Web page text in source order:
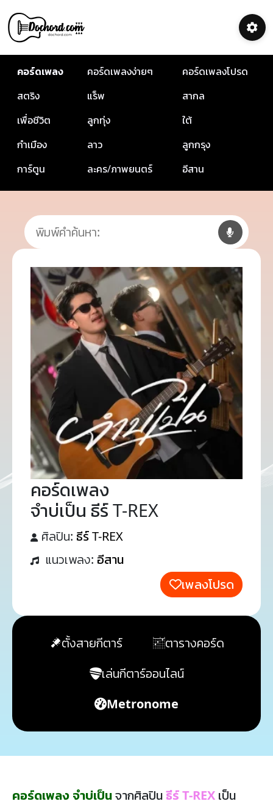
คอร์ดเพลง คอร์ดเพลงง่ายๆ
คอร์ดเพลงโปรด
สตริง
แร็พ
สากล
เพื่อชีวิต
ลูกทุ่ง
ใต้
กำเมือง
ลาว
ลูกกรุง
การ์ตูน
ละคร/ภาพยนตร์ อีสาน
คอร์ดเพลง
จำบ่เป็น ธีร์ T-REX
ศิลปิน: ธีร์ T-REX
แนวเพลง: อีสาน
เพลงโปรด
ตั้งสายกีตาร์
ตารางคอร์ด
เล่นกีตาร์ออนไลน์
Metronome
คอร์ดเพลง จำบ่เป็นจากศิลปินธีร์ T-REX เป็น